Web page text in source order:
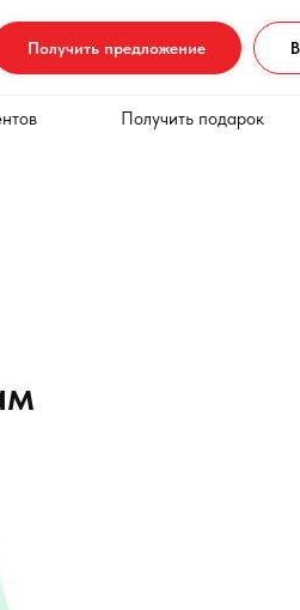
Получить предложение
Получить подарок